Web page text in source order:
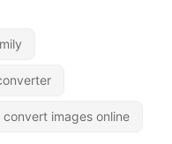
convert images online